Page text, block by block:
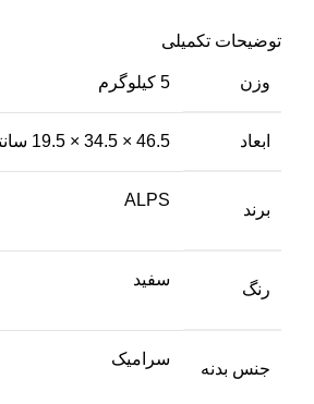
توضیحات تکمیلی
وزن 5 کیلوگرم
ابعاد 46.5 × 34.5 × 19.5 سانتیمتر
برند
ALPS
رنگ
سفید
جنس بدنه
سرامیک